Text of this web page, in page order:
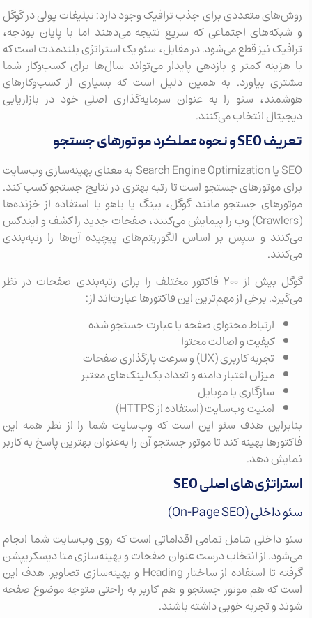
روش‌های متعددی برای جذب ترافیک وجود دارد: تبلیغات پولی در گوگل
و شبکه‌های اجتماعی که سریع نتیجه می‌دهند اما با پایان بودجه،
ترافیک نیز قطع می‌شود. در مقابل، سئو یک استراتژی بلندمدت است که
با هزینه کمتر و بازدهی پایدار می‌تواند سال‌ها برای کسب‌وکار شما
مشتری بیاورد. به همین دلیل است که بسیاری از کسب‌وکارهای
هوشمند، سئو را به عنوان سرمایه‌گذاری اصلی خود در بازاریابی
دیجیتال انتخاب می‌کنند.
تعریف SEO و نحوه عملکرد موتورهای جستجو
SEO یا Search Engine Optimization به معنای بهینه‌سازی وب‌سایت
برای موتورهای جستجو است تا رتبه بهتری در نتایج جستجو کسب کند.
موتورهای جستجو مانند گوگل، بینگ یا یاهو با استفاده از خزنده‌ها
(Crawlers) وب را پیمایش می‌کنند، صفحات جدید را کشف و ایندکس
می‌کنند و سپس بر اساس الگوریتم‌های پیچیده آن‌ها را رتبه‌بندی
می‌کنند.
گوگل بیش از ۲۰۰ فاکتور مختلف را برای رتبه‌بندی صفحات در نظر
می‌گیرد. برخی از مهم‌ترین این فاکتورها عبارت‌اند از:
ارتباط محتوای صفحه با عبارت جستجو شده
کیفیت و اصالت محتوا
تجربه کاربری (UX) و سرعت بارگذاری صفحات
میزان اعتبار دامنه و تعداد بک‌لینک‌های معتبر
سازگاری با موبایل
امنیت وب‌سایت (استفاده از HTTPS)
بنابراین هدف سئو این است که وب‌سایت شما را از نظر همه این
فاکتورها بهینه کند تا موتور جستجو آن را به‌عنوان بهترین پاسخ به کاربر
نمایش دهد.
استراتژی‌های اصلی SEO
سئو داخلی (On-Page SEO)
سئو داخلی شامل تمامی اقداماتی است که روی وب‌سایت شما انجام
می‌شود. از انتخاب درست عنوان صفحات و بهینه‌سازی متا دیسکریپشن
گرفته تا استفاده از ساختار Heading و بهینه‌سازی تصاویر. هدف این
است که هم موتور جستجو و هم کاربر به راحتی متوجه موضوع صفحه
شوند و تجربه خوبی داشته باشند.